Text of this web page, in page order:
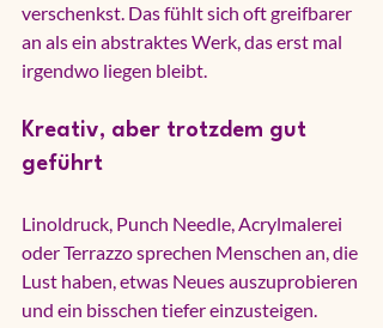
verschenkst. Das fühlt sich oft greifbarer
an als ein abstraktes Werk, das erst mal
irgendwo liegen bleibt.
Kreativ, aber trotzdem gut
geführt
Linoldruck, Punch Needle, Acrylmalerei
oder Terrazzo sprechen Menschen an, die
Lust haben, etwas Neues auszuprobieren
und ein bisschen tiefer einzusteigen.